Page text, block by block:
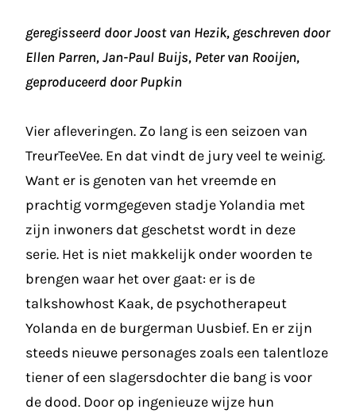
geregisseerd door Joost van Hezik, geschreven door
Ellen Parren, Jan-Paul Buijs, Peter van Rooijen,
geproduceerd door Pupkin
Vier afleveringen. Zo lang is een seizoen van
TreurTeeVee. En dat vindt de jury veel te weinig.
Want er is genoten van het vreemde en
prachtig vormgegeven stadje Yolandia met
zijn inwoners dat geschetst wordt in deze
serie. Het is niet makkelijk onder woorden te
brengen waar het over gaat: er is de
talkshowhost Kaak, de psychotherapeut
Yolanda en de burgerman Uusbief. En er zijn
steeds nieuwe personages zoals een talentloze
tiener of een slagersdochter die bang is voor
de dood. Door op ingenieuze wijze hun